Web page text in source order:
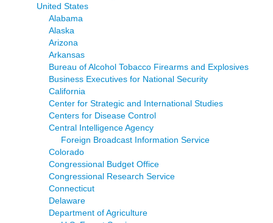
United States
Alabama
Alaska
Arizona
Arkansas
Bureau of Alcohol Tobacco Firearms and Explosives
Business Executives for National Security
California
Center for Strategic and International Studies
Centers for Disease Control
Central Intelligence Agency
Foreign Broadcast Information Service
Colorado
Congressional Budget Office
Congressional Research Service
Connecticut
Delaware
Department of Agriculture